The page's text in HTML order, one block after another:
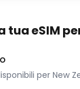
eSIM
per New